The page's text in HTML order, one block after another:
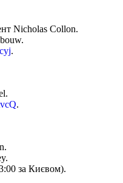
Nicholas Collon.
.
.
за Києвом).